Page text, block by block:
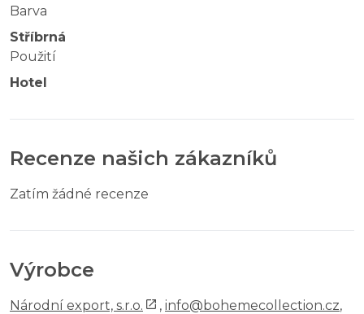
Barva
Stříbrná
Použití
Hotel
Recenze našich zákazníků
Zatím žádné recenze
Výrobce
Národní export, s.r.o. , info@bohemecollection.cz,